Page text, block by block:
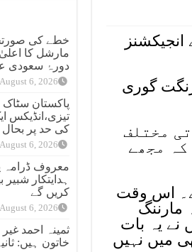
انجیکشنز
گوری
مختلف
مجھے
لگوائے تھے۔ اس وقت
مارننگ
یہ بات
میں نہیں
خطے کی
مارشل کا
دورۂ سعودی
August 6, 2026
پاکستان
کی حد پر بحال
August 6, 2026
معروف ڈرامہ
ہدایتکار
کریں گے
August 6, 2026
ثمینہ احمد
خاتون ہیں: